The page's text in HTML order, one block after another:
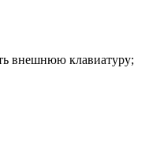
внешнюю клавиатуру;